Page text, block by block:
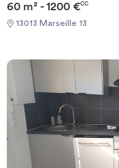
60 m² - 1200 €CC
13013 Marseille 13